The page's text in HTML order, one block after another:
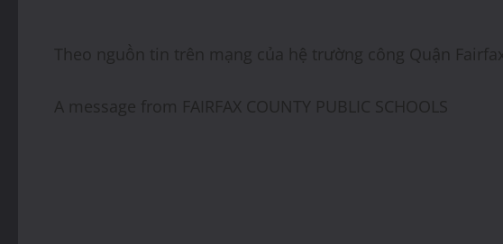
Theo nguồn tin trên mạng của hệ trường công Quận
A message from FAIRFAX COUNTY PUBLIC SCHOOLS